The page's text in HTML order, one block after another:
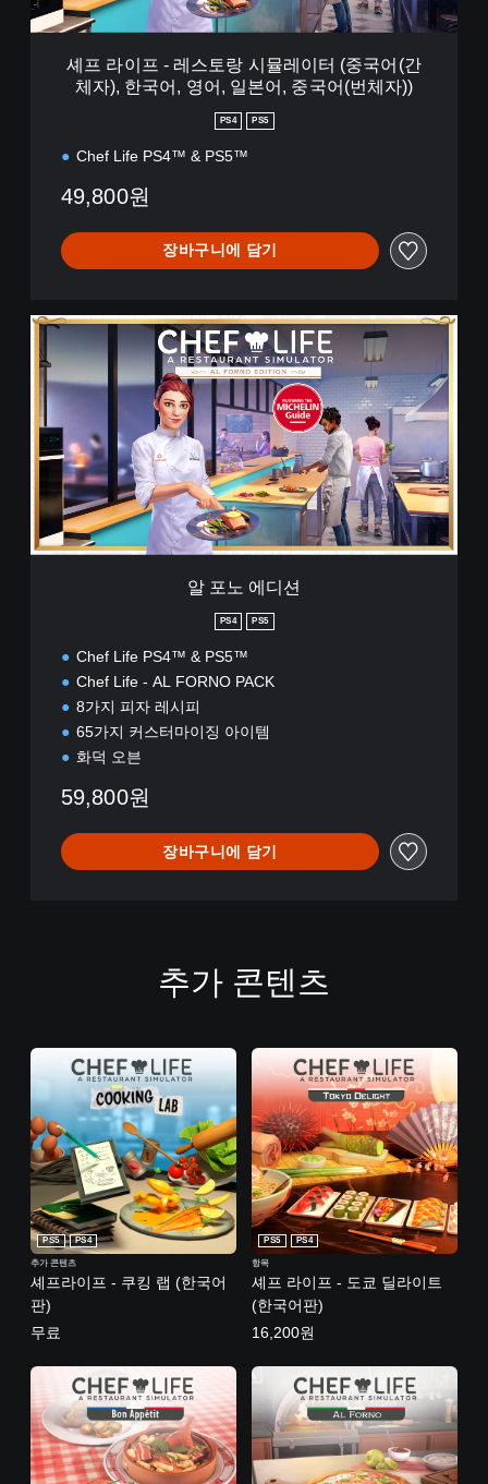
시
뮬
한
어
어
일
중
셰프 라이프 - 레스토랑 시뮬레이터 (중국어(간
체자), 한국어, 영어, 일본어, 중국어(번체자))
PS4 PS5
Chef Life PS4™ & PS5™
49,800원
장바구니에 담기
알
포
노
에
디
션
알 포노 에디션
PS4 PS5
Chef Life PS4™ & PS5™
Chef Life - AL FORNO PACK
8가지 피자 레시피
65가지 커스터마이징 아이템
화덕 오븐
59,800원
장바구니에 담기
추가 콘텐츠
셰프라이프 - 쿠킹 랩 (한국어
판)
PS5 PS4
추가 콘텐츠
무료
셰프 라이프 - 도쿄 딜라이트
(한국어판)
PS5 PS4
항목
16,200원